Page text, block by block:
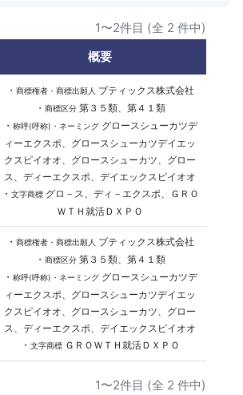
1〜2件目 (全 2 件中)
概要
・ 商標権者・商標出願人
ブティックス株式会社
・ 商標区分第３５類、第４１類
・ 称呼(呼称)・ネーミンググロースシューカツデ
ィーエクスポ、グロースシューカツデイエッ
クスピイオオ、グロースシューカツ、グロー
ス、ディーエクスポ、デイエックスピイオオ
・ 文字商標グロ－ス、ディ－エクスポ、ＧＲＯ
ＷＴＨ就活ＤＸＰＯ
・ 商標権者・商標出願人
ブティックス株式会社
・ 商標区分第３５類、第４１類
・ 称呼(呼称)・ネーミンググロースシューカツデ
ィーエクスポ、グロースシューカツデイエッ
クスピイオオ、グロースシューカツ、グロー
ス、ディーエクスポ、デイエックスピイオオ
・ 文字商標ＧＲＯＷＴＨ就活ＤＸＰＯ
1〜2件目 (全 2 件中)